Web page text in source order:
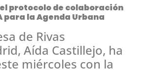
protocolo de colaboración
para la Agenda Urbana
de Rivas
Aída Castillejo, ha
miércoles con la